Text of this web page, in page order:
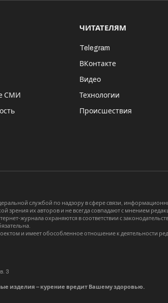
СМИ
ЧИТАТЕЛЯМ
Telegram
ВКонтакте
Видео
Технологии
Происшествия
службой по надзору в сфере связи,
зрения их авторов и не всегда совпадают с мнением
журнала охраняются в соответствии с
и имеет обособленное отношение к деятельности
3
изделия – курение вредит Вашему здоровью.